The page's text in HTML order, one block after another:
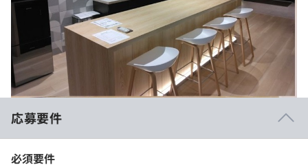
応募要件
必須要件